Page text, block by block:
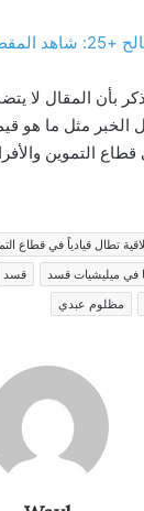
الكامل
بأن المقال لا
مثل ما هو
التموين
تطال قيادياً في قطاع
في ميليشيات قسد
قسد
مظلوم عبدي